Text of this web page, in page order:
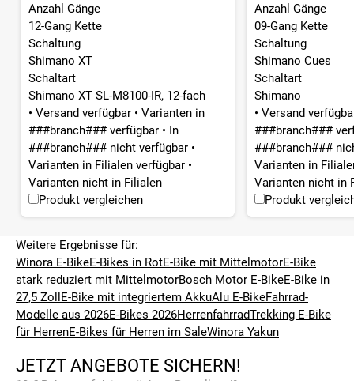
Anzahl Gänge
12-Gang Kette
Schaltung
Shimano XT
Schaltart
Shimano XT SL-M8100-IR, 12-fach
• Versand verfügbar • Varianten in
###branch### verfügbar • In
###branch### nicht verfügbar •
Varianten in Filialen verfügbar •
Varianten nicht in Filialen
Produkt vergleichen
Anzahl Gänge
09-Gang Kette
Schaltung
Shimano Cues
Schaltart
Shimano
• Versand
###branch###
###branch###
Varianten in
Varianten nicht in
Produkt
Weitere Ergebnisse für:
Winora E-BikeE-Bikes in RotE-Bike mit MittelmotorE-Bike
stark reduziert mit MittelmotorBosch Motor E-BikeE-Bike in
27,5 Zoll E-Bike mit integriertem AkkuAlu E-BikeFahrrad-
Modelle aus 2026E-Bikes 2026HerrenfahrradTrekking E-Bike
für HerrenE-Bikes für Herren im SaleWinora Yakun
JETZT ANGEBOTE SICHERN!